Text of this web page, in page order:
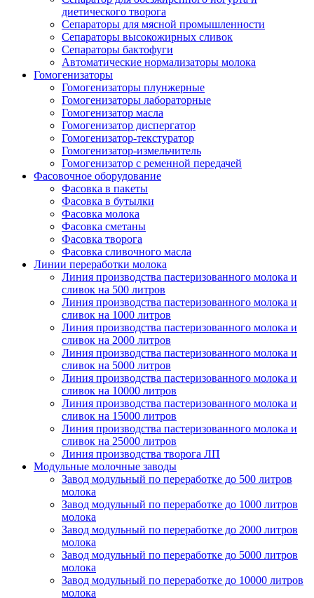
диетического творога
Сепараторы для мясной промышленности
Сепараторы высокожирных сливок
Сепараторы бактофуги
Автоматические нормализаторы молока
Гомогенизаторы
Гомогенизаторы плунжерные
Гомогенизаторы лабораторные
Гомогенизатор масла
Гомогенизатор диспергатор
Гомогенизатор-текстуратор
Гомогенизатор-измельчитель
Гомогенизатор с ременной передачей
Фасовочное оборудование
Фасовка в пакеты
Фасовка в бутылки
Фасовка молока
Фасовка сметаны
Фасовка творога
Фасовка сливочного масла
Линии переработки молока
Линия производства пастеризованного молока и
сливок на 500 литров
Линия производства пастеризованного молока и
сливок на 1000 литров
Линия производства пастеризованного молока и
сливок на 2000 литров
Линия производства пастеризованного молока и
сливок на 5000 литров
Линия производства пастеризованного молока и
сливок на 10000 литров
Линия производства пастеризованного молока и
сливок на 15000 литров
Линия производства пастеризованного молока и
сливок на 25000 литров
Линия производства творога ЛП
Модульные молочные заводы
Завод модульный по переработке до 500 литров
молока
Завод модульный по переработке до 1000 литров
молока
Завод модульный по переработке до 2000 литров
молока
Завод модульный по переработке до 5000 литров
молока
Завод модульный по переработке до 10000 литров
молока